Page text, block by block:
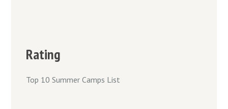
Rating
Top 10 Summer Camps List